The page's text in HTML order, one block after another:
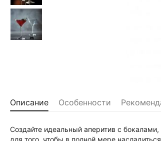
Описание Особенности
Создайте идеальный аперитив с
для того, чтобы в полной мере